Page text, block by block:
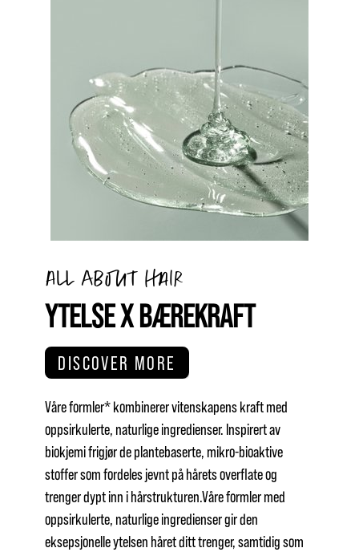
All about hair
YTELSE X BÆREKRAFT
DISCOVER MORE
Våre formler* kombinerer vitenskapens kraft med
oppsirkulerte, naturlige ingredienser. Inspirert av
biokjemi frigjør de plantebaserte, mikro-bioaktive
stoffer som fordeles jevnt på hårets overflate og
trenger dypt inn i hårstrukturen.Våre formler med
oppsirkulerte, naturlige ingredienser gir den
eksepsjonelle ytelsen håret ditt trenger, samtidig som